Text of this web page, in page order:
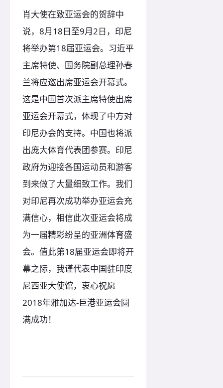
肖大使在致亚运会的贺辞中
说，8月18日至9月2日，印尼
将举办第18届亚运会。习近平
主席特使、国务院副总理孙春
兰将应邀出席亚运会开幕式。
这是中国首次派主席特使出席
亚运会开幕式，体现了中方对
印尼办会的支持。中国也将派
出庞大体育代表团参赛。印尼
政府为迎接各国运动员和游客
到来做了大量细致工作。我们
对印尼再次成功举办亚运会充
满信心，相信此次亚运会将成
为一届精彩纷呈的亚洲体育盛
会。值此第18届亚运会即将开
幕之际，我谨代表中国驻印度
尼西亚大使馆，衷心祝愿
2018年雅加达-巨港亚运会圆
满成功！